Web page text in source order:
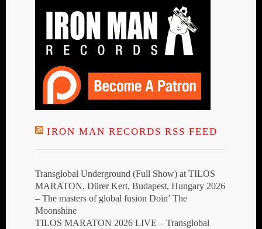
IRON MAN RECORDS RSS FEED
Transglobal Underground (Full Show) at TILOS
MARATON, Dürer Kert, Budapest, Hungary 2026
– The masters of global fusion Doin’ The
Moonshine
TILOS MARATON 2026 LIVE – Transglobal